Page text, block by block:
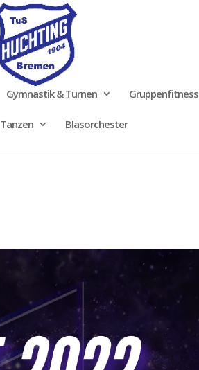
Gymnastik & Turnen Gruppenfitness
Tanzen Blasorchester